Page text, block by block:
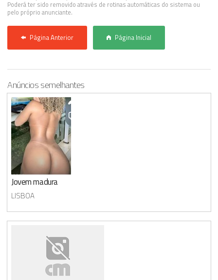
Poderá ter sido removido através de rotinas automáticas do sistema ou
pelo próprio anunciante.
Página Anterior Página Inicial
Anúncios semelhantes
Jovem madura
LISBOA